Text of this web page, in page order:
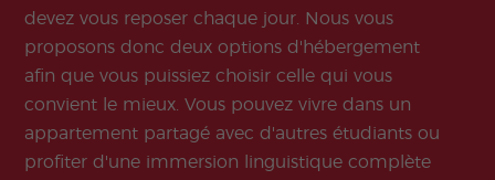
devez vous reposer chaque jour. Nous vous
proposons donc deux options d'hébergement
afin que vous puissiez choisir celle qui vous
convient le mieux. Vous pouvez vivre dans un
appartement partagé avec d'autres étudiants ou
profiter d'une immersion linguistique complète